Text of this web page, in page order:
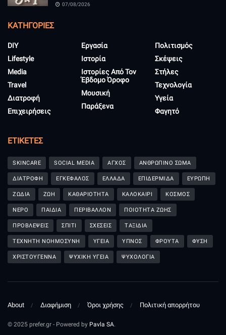
07/08/2026
KΑΤΗΓΟΡΊΕΣ
DIY
Lifestyle
Media
Travel
Διατροφή
Επιχειρήσεις
Εργασία
Ιστορία
Ιστορίες Από Τον
Έβδομο Όροφο
Μουσική
Παράξενα
Πολιτισμός
Σκέψεις
Στήλες
Τεχνολογία
Υγεία
Φαγητό
ΕΤΙΚΈΤΕΣ
SKINCARE SOCIAL MEDIA ΑΓΧΟΣ ΑΝΘΡΩΠΙΝΟ ΣΩΜΑ
ΔΙΑΤΡΟΦΗ ΕΓΚΕΦΑΛΟΣ ΕΛΛΑΔΑ ΕΠΙΔΕΡΜΙΔΑ ΕΥΡΩΠΗ
ΖΩΔΙΑ ΖΩΗ ΚΑΘΑΡΙΟΤΗΤΑ ΚΑΛΟΚΑΙΡΙ ΚΟΣΜΟΣ
ΝΕΡΟ ΠΑΙΔΙΑ ΠΕΡΙΒΑΛΛΟΝ ΠΟΙΟΤΗΤΑ ΖΩΗΣ
ΠΡΟΒΛΕΨΕΙΣ ΣΠΙΤΙ ΣΧΕΣΕΙΣ ΤΑΞΙΔΙΑ
ΤΕΧΝΗΤΗ ΝΟΗΜΟΣΥΝΗ ΥΓΕΙΑ ΥΠΝΟΣ ΦΡΟΥΤΑ ΦΥΣΗ
ΧΡΙΣΤΟΥΓΕΝΝΑ ΨΥΧΙΚΗ ΥΓΕΙΑ ΨΥΧΟΛΟΓΙΑ
About Διαφήμιση Όροι χρήσης Πολιτική απορρήτου
© 2025 prefer.gr - Powered by Pavla SA